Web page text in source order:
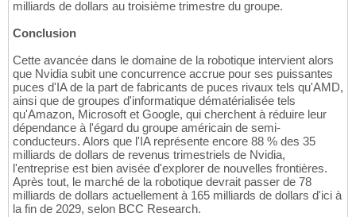
milliards de dollars au troisième trimestre du groupe.
Conclusion
Cette avancée dans le domaine de la robotique intervient alors
que Nvidia subit une concurrence accrue pour ses puissantes
puces d'IA de la part de fabricants de puces rivaux tels qu'AMD,
ainsi que de groupes d'informatique dématérialisée tels
qu'Amazon, Microsoft et Google, qui cherchent à réduire leur
dépendance à l'égard du groupe américain de semi-
conducteurs. Alors que l'IA représente encore 88 % des 35
milliards de dollars de revenus trimestriels de Nvidia,
l'entreprise est bien avisée d'explorer de nouvelles frontières.
Après tout, le marché de la robotique devrait passer de 78
milliards de dollars actuellement à 165 milliards de dollars d'ici à
la fin de 2029, selon BCC Research.